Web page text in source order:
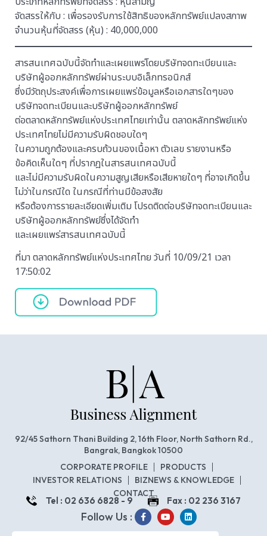
จัดสรรให้กับ : เพื่อรองรับการใช้สิทธิของหลักทรัพย์แปลงสภาพ
จำนวนหุ้นที่จัดสรร (หุ้น) : 40,000,000
สารสนเทศฉบับนี้จัดทำและเผยแพร่โดยบริษัทจดทะเบียนและ
บริษัทผู้ออกหลักทรัพย์ผ่านระบบอิเล็กทรอนิกส์
ซึ่งมีวัตถุประสงค์เพื่อการเผยแพร่ข้อมูลหรือเอกสารใดๆของ
บริษัทจดทะเบียนและบริษัทผู้ออกหลักทรัพย์
ต่อตลาดหลักทรัพย์แห่งประเทศไทยเท่านั้น ตลาดหลักทรัพย์แห่ง
ประเทศไทยไม่มีความรับผิดชอบใดๆ
ในความถูกต้องและครบถ้วนของเนื้อหา ตัวเลข รายงานหรือ
ข้อคิดเห็นใดๆ ที่ปรากฎในสารสนเทศฉบับนี้
และไม่มีความรับผิดในความสูญเสียหรือเสียหายใดๆ ที่อาจเกิดขึ้น
ไม่ว่าในกรณีใด ในกรณีที่ท่านมีข้อสงสัย
หรือต้องการรายละเอียดเพิ่มเติม โปรดติดต่อบริษัทจดทะเบียนและ
บริษัทผู้ออกหลักทรัพย์ซึ่งได้จัดทำ
และเผยแพร่สารสนเทศฉบับนี้
ที่มา ตลาดหลักทรัพย์แห่งประเทศไทย วันที่ 10/09/21 เวลา
17:50:02
92/45 Sathorn Thani Building 2, 16th Floor, North Sathorn Rd.,
Bangrak, Bangkok 10500
CORPORATE PROFILE
PRODUCTS
INVESTOR RELATIONS
BIZNEWS & KNOWLEDGE
CONTACT
Tel : 02 636 6828 - 9 Fax : 02 236 3167
Follow Us :